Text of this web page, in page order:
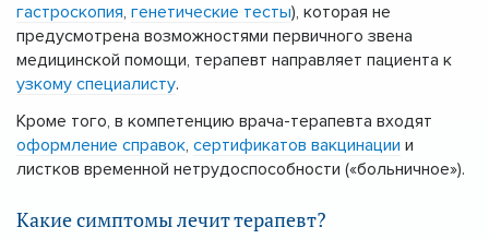
гастроскопия, генетические тесты), которая не
предусмотрена возможностями первичного звена
медицинской помощи, терапевт направляет пациента к
узкому специалисту.
Кроме того, в компетенцию врача-терапевта входят
оформление справок сертификатов вакцинации и
листков временной нетрудоспособности («больничное»).
Какие симптомы лечит терапевт?